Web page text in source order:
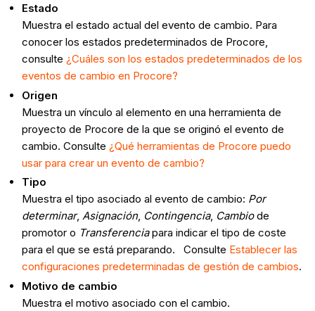
Estado
Muestra el estado actual del evento de cambio. Para
conocer los estados predeterminados de Procore,
consulte¿Cuáles son los estados predeterminados de los
eventos de cambio en Procore?
Origen
Muestra un vínculo al elemento en una herramienta de
proyecto de Procore de la que se originó el evento de
cambio. Consulte ¿Qué herramientas de Procore puedo
usar para crear un evento de cambio?
Tipo
Muestra el tipo asociado al evento de cambio: Por
determinar,Asignación, Contingencia, Cambiode
promotor o Transferenciapara indicar el tipo de coste
para el que se está preparando. Consulte Establecer las
configuraciones predeterminadas de gestión de cambios.
Motivo de cambio
Muestra el motivo asociado con el cambio.